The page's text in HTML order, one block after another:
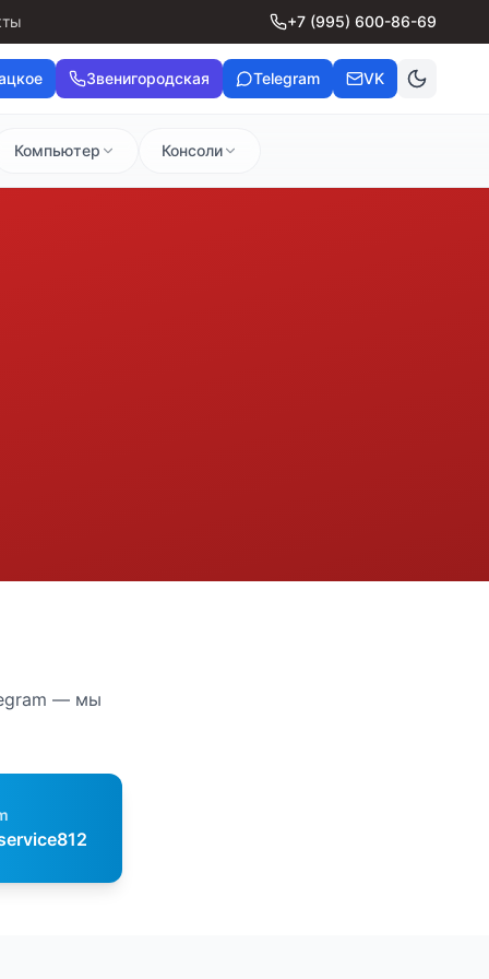
+7 (995) 600-86-69
Звенигородская Telegram VK
Компьютер Консоли
— мы